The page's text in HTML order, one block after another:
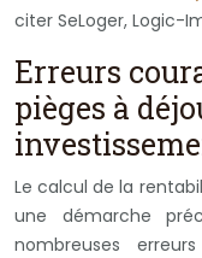
citer SeLoger, Logic-
Erreurs
pièges à
Le calcul de la
une démarche
nombreuses